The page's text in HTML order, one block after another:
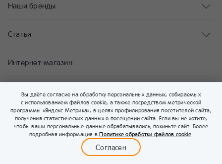
Бейбимания Каталог
0
Наши бренды
Статьи
Интернет-магазин
Клуб Nestlé Baby&me
Сервисы
Выплаты для родителей
Вы даёте согласие на обработку персональных данных, собираемых
с использованием файлов cookie, а также посредством метрической
программы «Яндекс Метрика», в целях профилирования посетителей сайта,
получения статистических данных о посещении сайта. Если вы не хотите,
чтобы ваши персональные данные обрабатывались, покиньте сайт. Более
подробная информация вПолитике обработки файлов cookie.
Согласен